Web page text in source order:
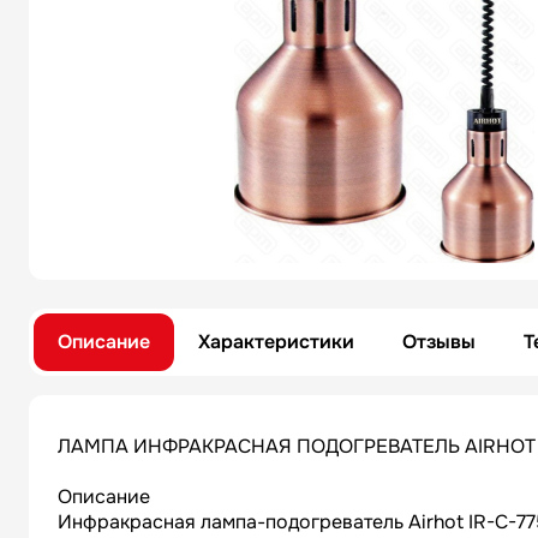
Описание Характеристики Отзывы
ЛАМПА ИНФРАКРАСНАЯ ПОДОГРЕВАТЕЛЬ
Описание
Инфракрасная лампа-подогреватель Airhot IR-C-